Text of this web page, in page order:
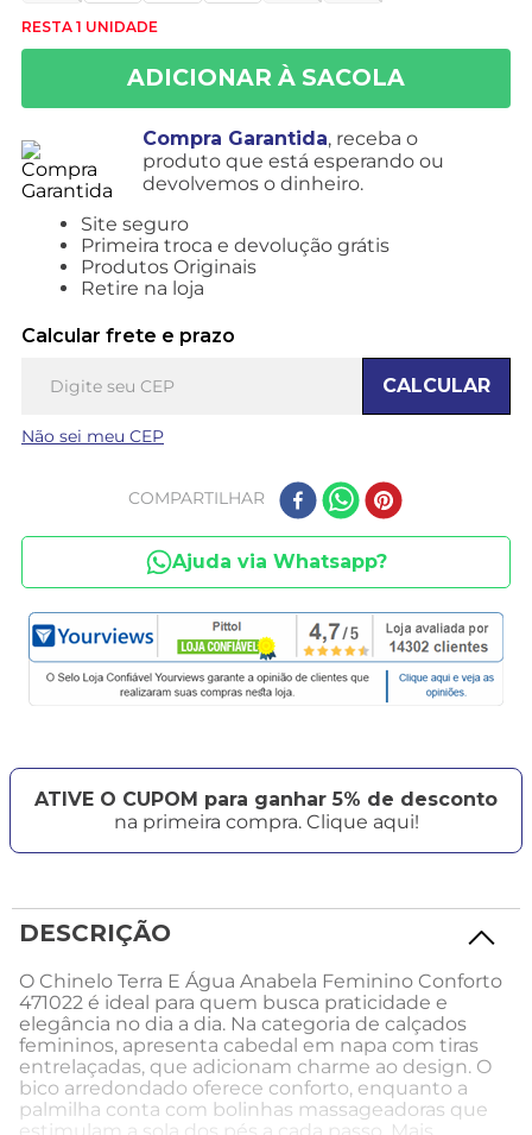
RESTA 1 UNIDADE
Compra Garantida, receba o
produto que está esperando ou
devolvemos o dinheiro.
Site seguro
Primeira troca e devolução grátis
Produtos Originais
Retire na loja
Calcular frete e prazo
CALCULAR
Não sei meu CEP
COMPARTILHAR
Ajuda via Whatsapp?
ATIVE O CUPOM para ganhar 5% de desconto
na primeira compra. Clique aqui!
DESCRIÇÃO
O Chinelo Terra E Água Anabela Feminino Conforto
471022 é ideal para quem busca praticidade e
elegância no dia a dia. Na categoria de calçados
femininos, apresenta cabedal em napa com tiras
entrelaçadas, que adicionam charme ao design. O
bico arredondado oferece conforto, enquanto a
palmilha conta com bolinhas massageadoras que